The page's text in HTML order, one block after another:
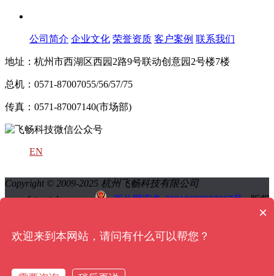
公司简介 企业文化 荣誉资质 客户案例 联系我们
地址：杭州市西湖区西园2路9号联动创意园2号楼7楼
总机：0571-87007055/56/57/75
传真：0571-87007140(市场部)
EN
Copyright © 2009-2025 杭州飞畅科技有限公司
www.futuretel.com.cn
浙公网安备 33010602002367号 版权
13024519号-1
网站地图 sitemap地图
QQ:销售
×
欢迎来到本网站，请问有什么可以帮您？